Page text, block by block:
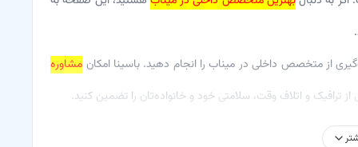
از متخصص داخلی در میناب را انجام دهید. باسینا امکان مشاوره
ترافیک و اتلاف وقت، سلامتی خود و خانواده‌تان را تضمین کنید.
مسئول تشخیص و درمان طیف وسیعی از بیماری‌ها هستند که